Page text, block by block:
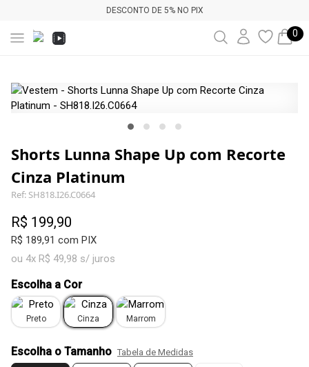
DESCONTO DE 5% NO PIX
0
Shorts Lunna Shape Up com Recorte
Cinza Platinum
Ref: SH818.I26.C0664
R$ 199,90
R$ 189,91 com PIX
ou 4x R$ 49,98 s/ juros
Escolha a Cor
Preto Cinza Marrom
Escolha o Tamanho Tabela de Medidas